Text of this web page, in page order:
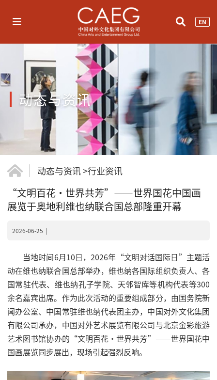
EN
动态与资讯
动态与资讯>行业资讯
“文明百花·世界共芳”——世界国花中国画
展览于奥地利维也纳联合国总部隆重开幕
2026-06-25 |
当地时间6月10日，2026年“文明对话国际日”主题活
动在维也纳联合国总部举办，维也纳各国际组织负责人、各
国常驻代表、维也纳孔子学院、天邻智库等机构代表等300
余名嘉宾出席。作为此次活动的重要组成部分，由国务院新
闻办公室、中国常驻维也纳代表团主办，中国对外文化集团
有限公司承办，中国对外艺术展览有限公司与北京金彩旅游
艺术图书馆协办的“文明百花·世界共芳”——世界国花中
国画展览同步展出，现场引起强烈反响。